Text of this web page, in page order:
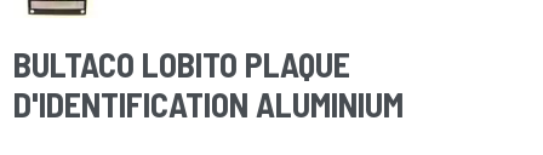
BULTACO LOBITO PLAQUE
D'IDENTIFICATION ALUMINIUM